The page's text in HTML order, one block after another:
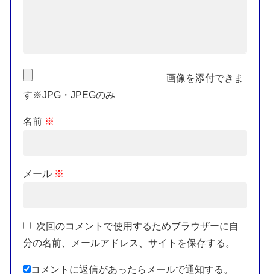
画像を添付できま
す※JPG・JPEGのみ
名前 ※
メール ※
次回のコメントで使用するためブラウザーに自
分の名前、メールアドレス、サイトを保存する。
コメントに返信があったらメールで通知する。